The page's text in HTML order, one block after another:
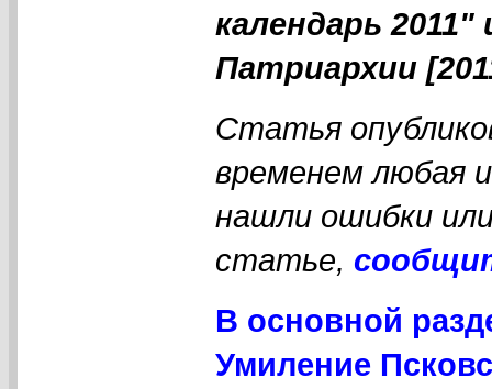
календарь
Патриархии
Статья
временем любая
нашли ошибки
статье,
В основной
Умиление